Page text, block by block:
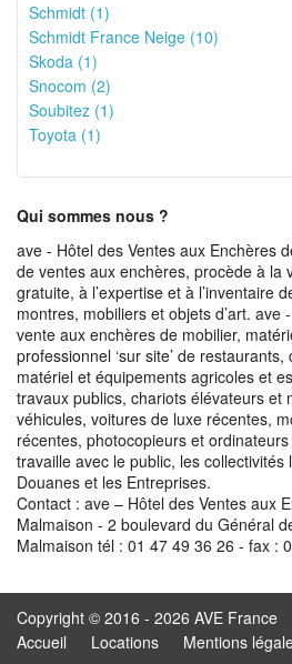
Schmidt (1)
Schmidt France Neige (10)
Skoda (1)
Snocom (2)
Soubitez (1)
Toyota (1)
Qui sommes nous ?
ave - Hôtel des Ventes aux Enchères
de ventes aux enchères, procède à la
gratuite, à l’expertise et à l’inventaire
montres, mobiliers et objets d’art. ave
vente aux enchères de mobilier,
professionnel ‘sur site’ de
matériel et équipements agricoles et
travaux publics, chariots élévateurs et
véhicules, voitures de luxe récentes,
récentes, photocopieurs et
travaille avec le public, les
Douanes et les Entreprises.
Contact : ave – Hôtel des Ventes aux
Malmaison - 2 boulevard du Général
Malmaison tél : 01 47 49 36 26 - fax :
Copyright © 2016 - 2026 AVE France
Accueil
Locations Mentions